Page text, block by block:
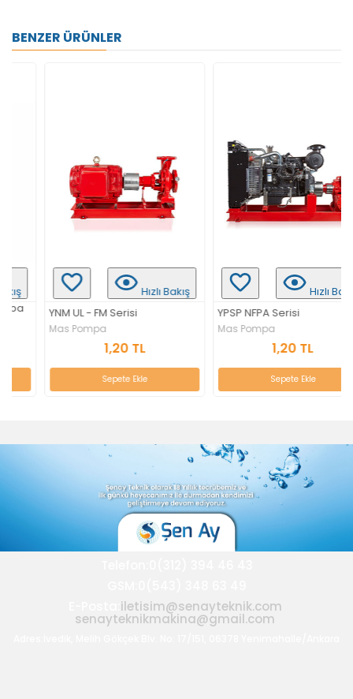
BENZER ÜRÜNLER
Hızlı Bakış
YNM UL - FM Serisi
Mas Pompa
1,20 TL
Sepete Ekle
Hızlı Bakış
YPSP NFPA Serisi
Mas Pompa
1,20 TL
Sepete Ekle
iletisim@senayteknik.com
senayteknikmakina@gmail.com